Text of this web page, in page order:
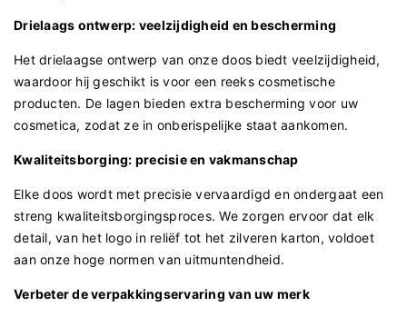
Drielaags ontwerp: veelzijdigheid en bescherming
Het drielaagse ontwerp van onze doos biedt veelzijdigheid,
waardoor hij geschikt is voor een reeks cosmetische
producten. De lagen bieden extra bescherming voor uw
cosmetica, zodat ze in onberispelijke staat aankomen.
Kwaliteitsborging: precisie en vakmanschap
Elke doos wordt met precisie vervaardigd en ondergaat een
streng kwaliteitsborgingsproces. We zorgen ervoor dat elk
detail, van het logo in reliëf tot het zilveren karton, voldoet
aan onze hoge normen van uitmuntendheid.
Verbeter de verpakkingservaring van uw merk